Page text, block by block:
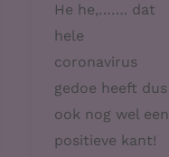
He he,……. dat
hele
coronavirus
gedoe heeft dus
ook nog wel een
positieve kant!